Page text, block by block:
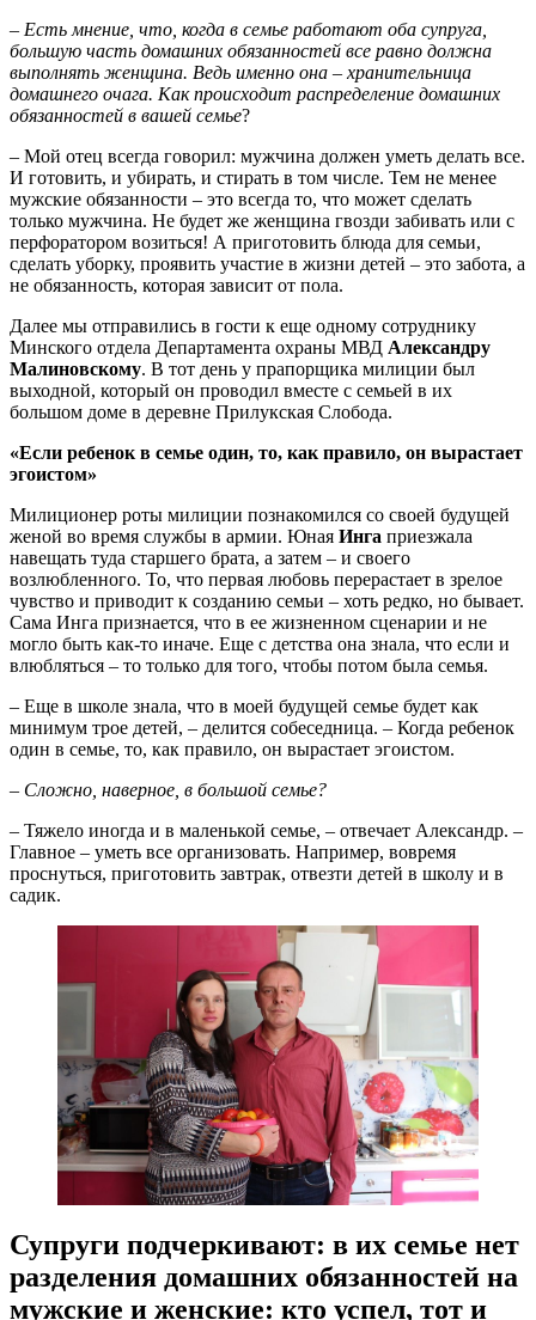
– Есть мнение, что, когда в семье работают оба супруга,
большую часть домашних обязанностей все равно должна
выполнять женщина. Ведь именно она – хранительница
домашнего очага. Как происходит распределение домашних
обязанностей в вашей семье?
– Мой отец всегда говорил: мужчина должен уметь делать все.
И готовить, и убирать, и стирать в том числе. Тем не менее
мужские обязанности – это всегда то, что может сделать
только мужчина. Не будет же женщина гвозди забивать или с
перфоратором возиться! А приготовить блюда для семьи,
сделать уборку, проявить участие в жизни детей – это забота, а
не обязанность, которая зависит от пола.
Далее мы отправились в гости к еще одному сотруднику
Минского отдела Департамента охраны МВД Александру
Малиновскому. В тот день у прапорщика милиции был
выходной, который он проводил вместе с семьей в их
большом доме в деревне Прилукская Слобода.
«Если ребенок в семье один, то, как правило, он вырастает
эгоистом»
Милиционер роты милиции познакомился со своей будущей
женой во время службы в армии. Юная Инга приезжала
навещать туда старшего брата, а затем – и своего
возлюбленного. То, что первая любовь перерастает в зрелое
чувство и приводит к созданию семьи – хоть редко, но бывает.
Сама Инга признается, что в ее жизненном сценарии и не
могло быть как-то иначе. Еще с детства она знала, что если и
влюбляться – то только для того, чтобы потом была семья.
– Еще в школе знала, что в моей будущей семье будет как
минимум трое детей, – делится собеседница. – Когда ребенок
один в семье, то, как правило, он вырастает эгоистом.
– Сложно, наверное, в большой семье?
– Тяжело иногда и в маленькой семье, – отвечает Александр. –
Главное – уметь все организовать. Например, вовремя
проснуться, приготовить завтрак, отвезти детей в школу и в
садик.
Супруги подчеркивают: в их семье нет
разделения домашних обязанностей на
мужские и женские: кто успел, тот и